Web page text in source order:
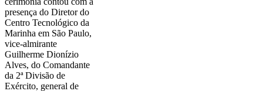
presença do Diretor do
Centro Tecnológico da
Marinha em São Paulo,
vice-almirante
Guilherme Dionízio
Alves, do Comandante
da 2ª Divisão de
Exército, general de